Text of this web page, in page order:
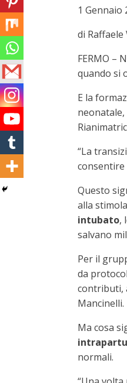
1 Gennaio
di Raffaele
FERMO –
quando si
E la
“La
consentire
Questo
alla
intubato,
salvano
Per il
da
contributi,
Mancinelli.
Ma cosa
normali.